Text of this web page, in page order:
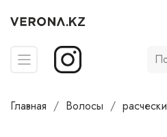
Главная Волосы расчески